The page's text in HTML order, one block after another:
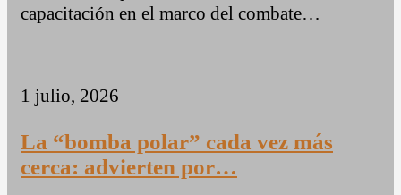
capacitación en el marco del combate…
1 julio, 2026
La “bomba polar” cada vez más
cerca: advierten por…